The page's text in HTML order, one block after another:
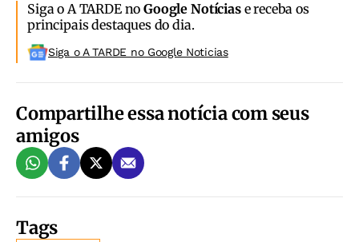
Siga o A TARDE noGoogle Notíciase receba os
principais destaques do dia.
Siga o A TARDE no Google Noticias
Compartilhe essa notícia com seus
amigos
Tags